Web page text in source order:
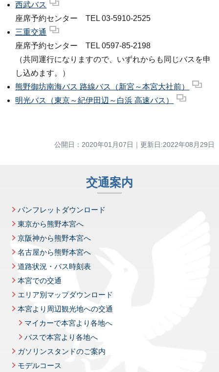
西武バス
座席予約センター TEL 03-5910-2525
三重交通
座席予約センター TEL 0597-85-2198
（共同運行になりますので、いずれからも同じバスを申
し込めます。）
熊野御坊南海バス 路線バス（新宮～本宮大社前）
明光バス（東京～紀伊田辺～白浜 高速バス）
公開日： 2020年01月07日 ｜更新日:2022年08月29日
交通案内
パンフレットダウンロード
東京から熊野本宮へ
京阪神から熊野本宮へ
名古屋から熊野本宮へ
道路状況・バス時刻表
本宮での交通
エリア別マップダウンロード
本宮より周辺観光地への交通
マイカーで本宮より各地へ
バスで本宮より各地へ
ガソリンスタンドのご案内
モデルコース